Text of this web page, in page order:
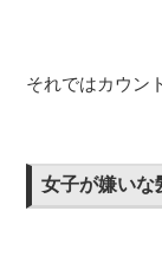
それではカウン
女子が嫌い